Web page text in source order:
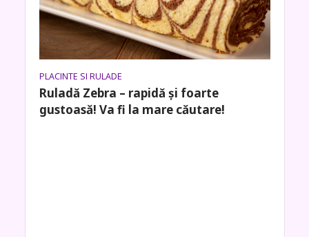
PLACINTE SI RULADE
Ruladă Zebra – rapidă și foarte
gustoasă! Va fi la mare căutare!